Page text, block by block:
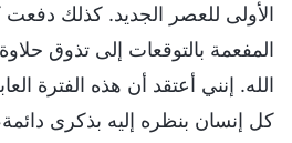
الأولى للعصر الجديد. كذلك دفعت
المفعمة بالتوقعات إلى تذوق
الله. إنني أعتقد أن هذه الفترة
كل إنسان بنظره إليه بذكرى